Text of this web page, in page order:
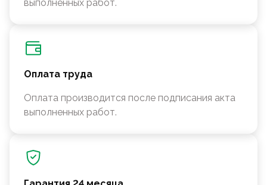
выполненных работ.
Оплата труда
Оплата производится после подписания акта
выполненных работ.